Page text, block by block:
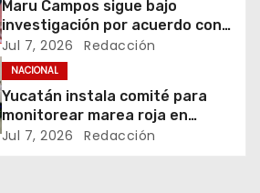
Maru Campos sigue bajo
investigación por acuerdo con
agencias de EU
Jul 7, 2026 Redacción
NACIONAL
Yucatán instala comité para
monitorear marea roja en
vacaciones
Jul 7, 2026 Redacción